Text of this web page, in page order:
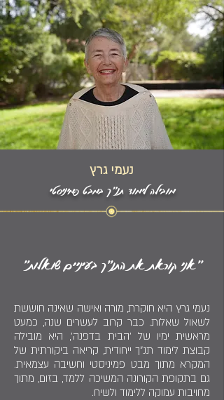
נעמי גרץ
מובילה לימוד תנ״ך במבט פמיניסטי
"אני קוראת את התנ״ך בעיניים שואלות"
נעמי גרץ היא חוקרת, מורה ואישה שאינה חוששת
לשאול שאלות. כבר קרוב לעשרים שנה, כמעט
מראשית ימיו של 'הבית בדפנה', היא מובילה
קבוצת לימוד תנ״ך ייחודית, קריאה ביקורתית של
המקרא מתוך מבט פמיניסטי וחשיבה עצמאית.
גם בתקופת הקורונה המשיכה ללמד, בזום, מתוך
מחויבות עמוקה ללימוד ולשיח.